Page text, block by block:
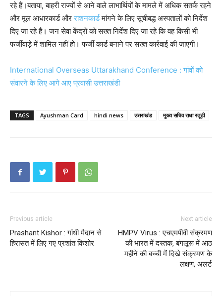
रहे हैं।बताया, बाहरी राज्यों से आने वाले लाभार्थियों के मामले में अधिक सतर्क रहने
और मूल आधारकार्ड औरराशनकार्डमांगने के लिए सूचीबद्ध अस्पतालों को निर्देश
दिए जा रहे हैं। जन सेवा केंद्रों को सख्त निर्देश दिए जा रहे कि वह किसी भी
फर्जीवाड़े में शामिल नहीं हो। फर्जी कार्ड बनाने पर सख्त कार्रवाई की जाएगी।
International Overseas Uttarakhand Conference : गांवों को
संवारने के लिए आगे आए प्रवासी उत्तराखंडी
TAGS Ayushman Card hindi news उत्तराखंड मुख्य सचिव राधा रतूड़ी
Previous article
Prashant Kishor : गांधी मैदान से
हिरासत में लिए गए प्रशांत किशोर
Next article
HMPV Virus : एचएमपीवी संक्रमण
की भारत में दस्तक, बंगलूरू में आठ
महीने की बच्ची में दिखे संक्रमण के
लक्षण, अलर्ट